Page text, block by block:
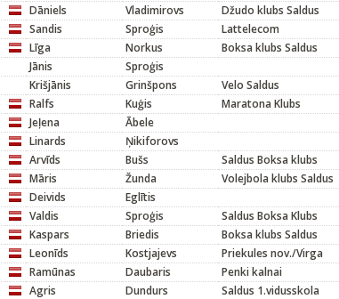
Dāniels Vladimirovs Džudo klubs Saldus
Sandis Sproģis Lattelecom
Līga Norkus Boksa klubs Saldus
Jānis Sproģis
Krišjānis Grinšpons Velo Saldus
Ralfs Kuģis Maratona Klubs
Jeļena Ābele
Linards Ņikiforovs
Arvīds Bušs Saldus Boksa klubs
Māris Žunda Volejbola klubs Saldus
Deivids Eglītis
Valdis Sproģis Saldus Boksa Klubs
Kaspars Briedis Boksa klubs Saldus
Leonīds Kostjajevs Priekules nov./Virga
Ramūnas Daubaris Penki kalnai
Agris Dundurs Saldus 1.vidusskola